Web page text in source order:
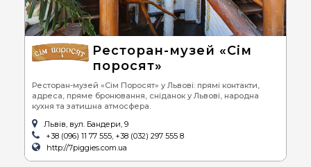
Ресторан-музей «Сім
поросят»
Ресторан-музей «Сім Поросят» у Львові: прямі контакти,
адреса, пряме бронювання, сніданок у Львові, народна
кухня та затишна атмосфера.
Львів, вул. Бандери, 9
+38 (096) 11 77 555, +38 (032) 297 555 8
http://7piggies.com.ua